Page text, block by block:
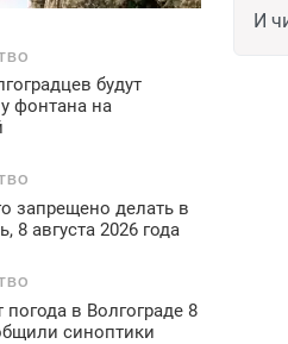
И
будут
фонтана на
запрещено делать в
8 августа 2026 года
погода в Волгограде 8
синоптики